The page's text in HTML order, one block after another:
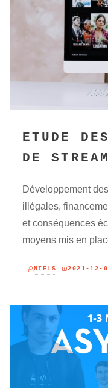
ETUDE
DE
Développement
illégales,
et conséquences
moyens mis en
NIELS 2021-12-